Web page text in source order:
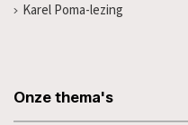
Karel Poma-lezing
Onze thema's